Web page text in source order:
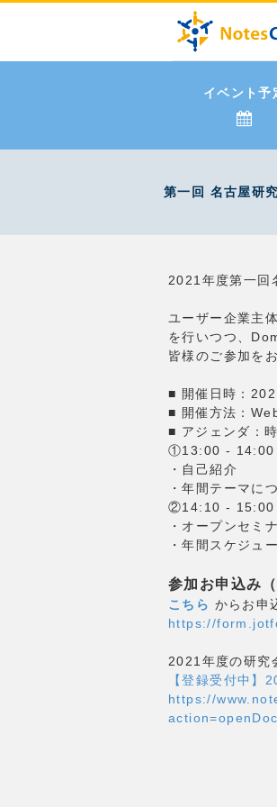
イベント予
第一回 名古屋研
2021年度第一回
ユーザー企業主
を行いつつ、
皆様のご参加を
■ 開催日時：
■ 開催方法：
■ アジェンダ：
①13:00 - 14:00
・自己紹介
・年間テーマに
②14:10 - 15:00
・オープンセミ
・年間スケジュ
参加お申込み
こちら からお申
https://
2021年度の研究
【登録受付中】
https://